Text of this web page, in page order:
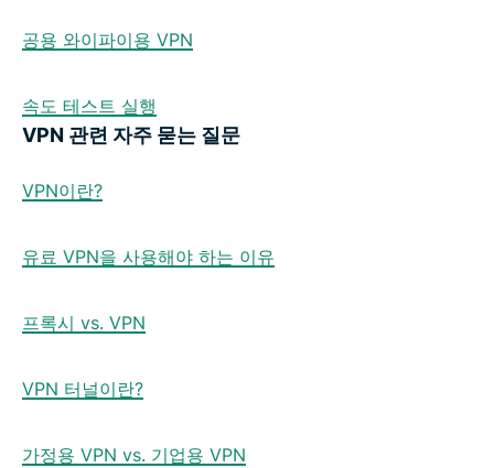
공용 와이파이용 VPN
속도 테스트 실행
VPN 관련 자주 묻는 질문
VPN이란?
유료 VPN을 사용해야 하는 이유
프록시 vs. VPN
VPN 터널이란?
가정용 VPN vs. 기업용 VPN